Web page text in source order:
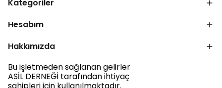
Kategoriler
Hesabım
Hakkımızda
Bu işletmeden sağlanan gelirler
ASİL DERNEĞİ tarafından ihtiyaç